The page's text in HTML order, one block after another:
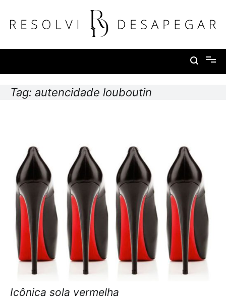
conteúdo
Resolvi Desapegar
Tag: autencidade louboutin
Icônica sola vermelha